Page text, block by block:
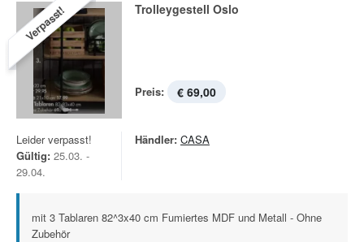
Verpasst! Trolleygestell Oslo
Preis: € 69,00
Leider verpasst!
Gültig: 25.03. -
29.04.
Händler: CASA
mit 3 Tablaren 82^3x40 cm Fumiertes MDF und Metall - Ohne
Zubehör